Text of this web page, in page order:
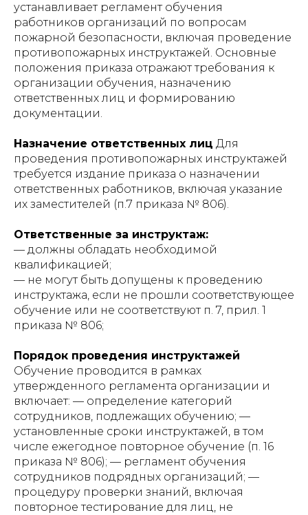
устанавливает регламент обучения
работников организаций по вопросам
пожарной безопасности, включая проведение
противопожарных инструктажей. Основные
положения приказа отражают требования к
организации обучения, назначению
ответственных лиц и формированию
документации.
Назначение ответственных лиц Для
проведения противопожарных инструктажей
требуется издание приказа о назначении
ответственных работников, включая указание
их заместителей (п.7 приказа № 806).
Ответственные за инструктаж:
— должны обладать необходимой
квалификацией;
— не могут быть допущены к проведению
инструктажа, если не прошли соответствующее
обучение или не соответствуют п. 7, прил. 1
приказа № 806;
Порядок проведения инструктажей
Обучение проводится в рамках
утвержденного регламента организации и
включает: — определение категорий
сотрудников, подлежащих обучению; —
установленные сроки инструктажей, в том
числе ежегодное повторное обучение (п. 16
приказа № 806); — регламент обучения
сотрудников подрядных организаций; —
процедуру проверки знаний, включая
повторное тестирование для лиц, не